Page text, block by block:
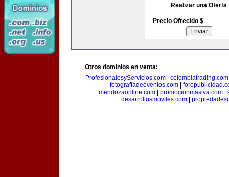
Realizar una Oferta
Precio Ofrecido $
Otros dominios en venta:
ProfesionalesyServicios.com| colombiatrading.com
fotografiadeeventos.com|
mendozaonline.com| promocionmasiva.com|
desarrollosmoviles.com|